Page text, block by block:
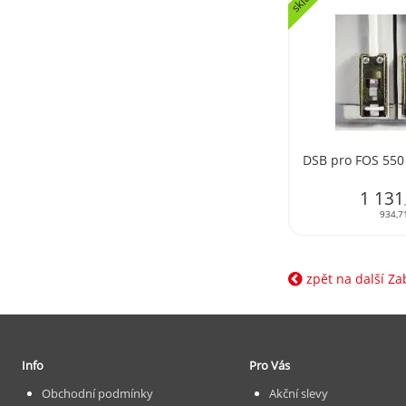
DSB pro FOS 550
1 131
934,71
zpět na další
Info
Obchodní podmínky
Pro Vás
Akční slevy